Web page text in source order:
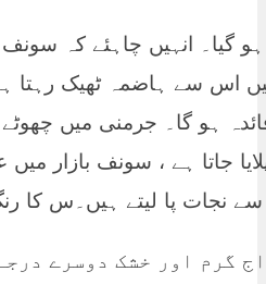
ہو گیا۔ انہیں چاہئے کہ
اس سے ہاضمہ ٹھیک رہتا
ہو گا۔ جرمنی میں
جاتا ہے ، سونف بازار
سے نجات پا لیتے ہیں۔س کا
گرم اور خشک دوسرے